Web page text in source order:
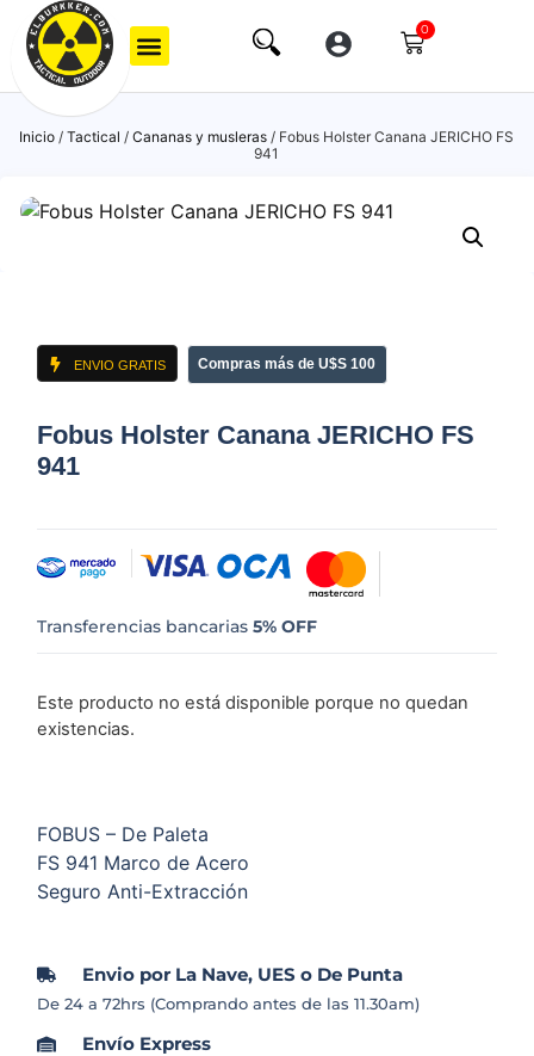
0
Inicio / Tactical / Cananas y musleras / Fobus Holster Canana JERICHO FS
941
ENVIO GRATIS Compras más de U$S 100
Fobus Holster Canana JERICHO FS
941
Transferencias bancarias5% OFF
Este producto no está disponible porque no quedan
existencias.
FOBUS – De Paleta
FS 941 Marco de Acero
Seguro Anti-Extracción
Envio por La Nave, UES o De Punta
De 24 a 72hrs (Comprando antes de las 11.30am)
Envío Express